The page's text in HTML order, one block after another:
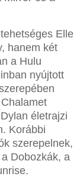
Elle
hanem két
a Hulu
nyújtott
életrajzi
Korábbi
szerepelnek,
Dobozkák, a